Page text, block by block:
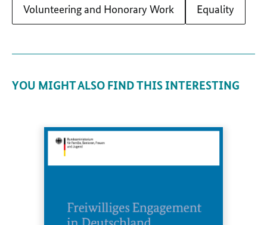
Volunteering and Honorary Work Equality
YOU MIGHT ALSO FIND THIS INTERESTING